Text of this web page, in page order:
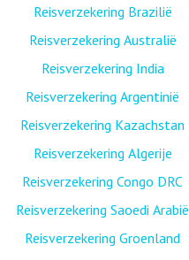
Reisverzekering Brazilië
Reisverzekering Australië
Reisverzekering India
Reisverzekering Argentinië
Reisverzekering Kazachstan
Reisverzekering Algerije
Reisverzekering Congo DRC
Reisverzekering Saoedi Arabië
Reisverzekering Groenland